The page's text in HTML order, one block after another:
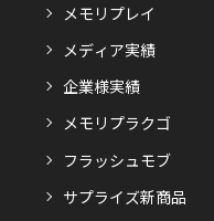
メモリプレイ
メディア実績
企業様実績
メモリプラクゴ
フラッシュモブ
サプライズ新商品